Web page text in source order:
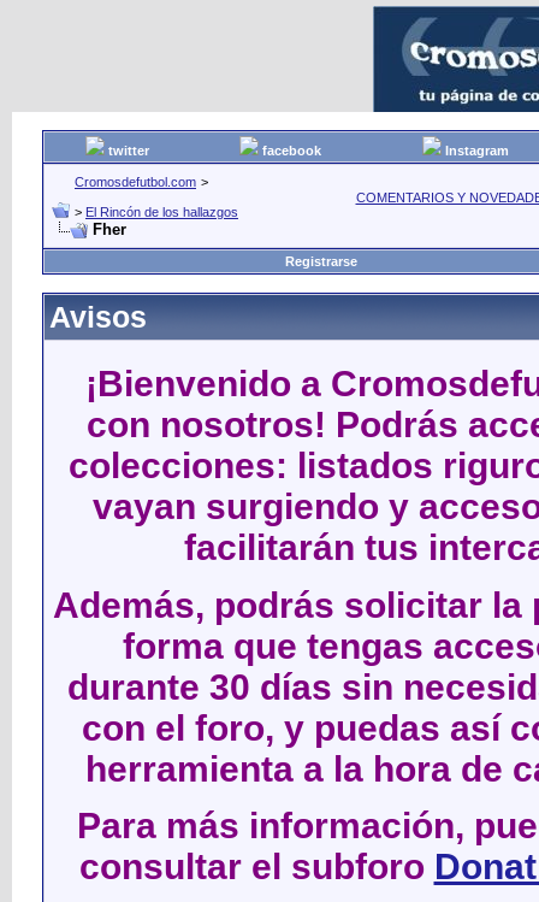
twitter facebook Instagram
Cromosdefutbol.com >
COMENTARIOS Y
> El Rincón de los hallazgos
Fher
Registrarse
Avisos
¡Bienvenido a
con nosotros! Podrás
colecciones: listados
vayan surgiendo y
facilitarán tus
Además, podrás solicitar
forma que tengas
durante 30 días sin
con el foro, y puedas así
herramienta a la hora de
Para más información,
consultar el subforo